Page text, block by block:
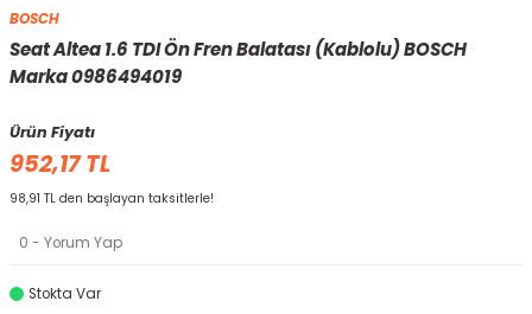
BOSCH
Seat Altea 1.6 TDI Ön Fren Balatası (Kablolu) BOSCH
Marka 0986494019
Ürün Fiyatı
952,17 TL
98,91 TL den başlayan taksitlerle!
0 - Yorum Yap
Stokta Var